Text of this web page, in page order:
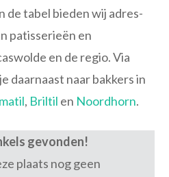
de tabel bieden wij adres-
patisserieën en
en de regio. Via
daarnaast naar bakkers in
, Briltil en Noordhorn.
gevonden!
plaats nog geen